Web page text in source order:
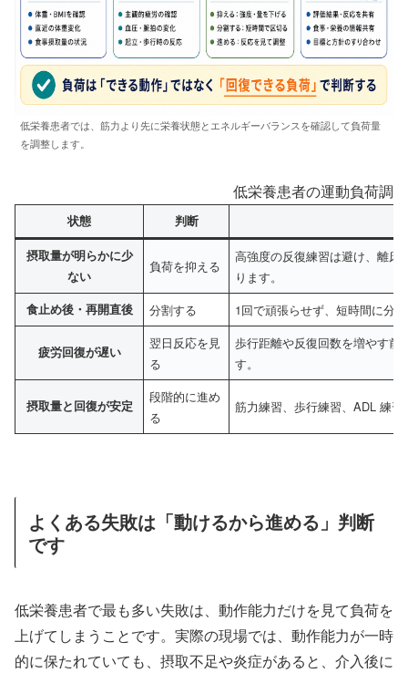
低栄養患者では、筋力より先に栄養状態とエネルギーバランスを確認して負荷量
を調整します。
低栄養患者の運動負荷調
状態 判断
摂取量が明らかに少
ない
負荷を抑える
高強度の反復練習は避け、離床
ります。
食止め後・再開直後 分割する 1回で頑張らせず、短時間に分
疲労回復が遅い
翌日反応を見
る
歩行距離や反復回数を増やす前
す。
摂取量と回復が安定
段階的に進め
る
筋力練習、歩行練習、ADL 練
よくある失敗は「動けるから進める」判断
です
低栄養患者で最も多い失敗は、動作能力だけを見て負荷を
上げてしまうことです。実際の現場では、動作能力が一時
的に保たれていても、摂取不足や炎症があると、介入後に